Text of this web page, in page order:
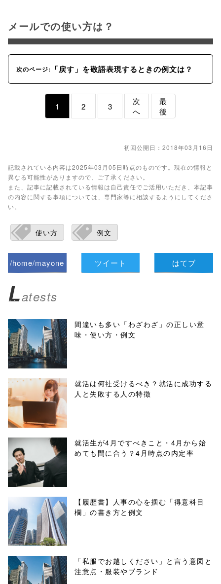
メールでの使い方は？
次のページ: 「戻す」を敬語表現するときの例文は？
1 2 3
次
へ
最
後
初回公開日：2018年03月16日
記載されている内容は2025年03月05日時点のものです。現在の情報と
異なる可能性がありますので、ご了承ください。
また、記事に記載されている情報は自己責任でご活用いただき、本記事
の内容に関する事項については、専門家等に相談するようにしてくださ
い。
使い方 例文
/home/mayone
biz.jp/public_ht
ml/wp-
content/themes
/tapbiz_theme/
parts/sns-
buttons.php on
line10
/1040368"
onclick="windo
w.open(this.hre
f, 'Gwindow',
'width=550,
height=450,
menubar=no,
toolbar=no,
ツイート はてブ
Latests
間違いも多い「わざわざ」の正しい意
味・使い方・例文
就活は何社受けるべき？就活に成功する
人と失敗する人の特徴
就活生が4月ですべきこと・4月から始
めても間に合う？4月時点の内定率
【履歴書】人事の心を掴む「得意科目
欄」の書き方と例文
「私服でお越しください」と言う意図と
注意点・服装やブランド